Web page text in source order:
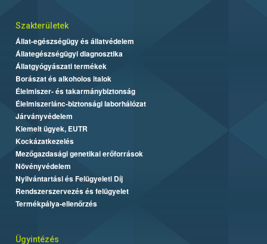
Szakterületek
Állat-egészségügy és állatvédelem
Állategészségügyi diagnosztika
Állatgyógyászati termékek
Borászat és alkoholos italok
Élelmiszer- és takarmánybiztonság
Élelmiszerlánc-biztonsági laborhálózat
Járványvédelem
Kiemelt ügyek, EUTR
Kockázatkezelés
Mezőgazdasági genetikai erőforrások
Növényvédelem
Nyilvántartási és Felügyeleti Díj
Rendszerszervezés és felügyelet
Termékpálya-ellenőrzés
Ügyintézés